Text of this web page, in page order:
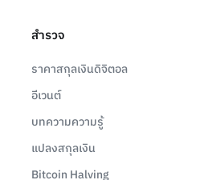
สำรวจ
ราคาสกุลเงินดิจิตอล
อีเวนต์
บทความความรู้
แปลงสกุลเงิน
Bitcoin Halving